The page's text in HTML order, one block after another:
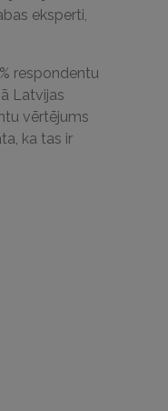
eksperti,
respondentu
Latvijas
vērtējums
ka tas ir